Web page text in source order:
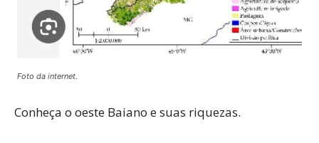
Foto da internet.
Conheça o oeste Baiano e suas riquezas.